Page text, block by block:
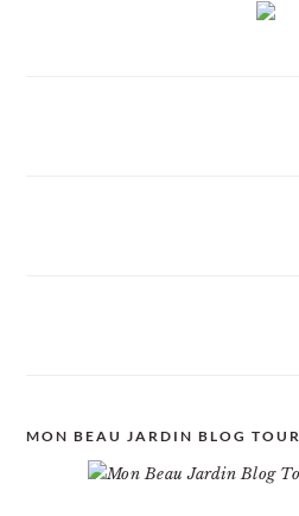
MON BEAU JARDIN BLOG TOUR